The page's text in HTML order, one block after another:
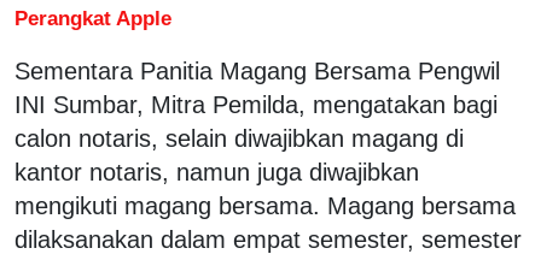
Perangkat Apple
Sementara Panitia Magang Bersama Pengwil
INI Sumbar, Mitra Pemilda, mengatakan bagi
calon notaris, selain diwajibkan magang di
kantor notaris, namun juga diwajibkan
mengikuti magang bersama. Magang bersama
dilaksanakan dalam empat semester, semester